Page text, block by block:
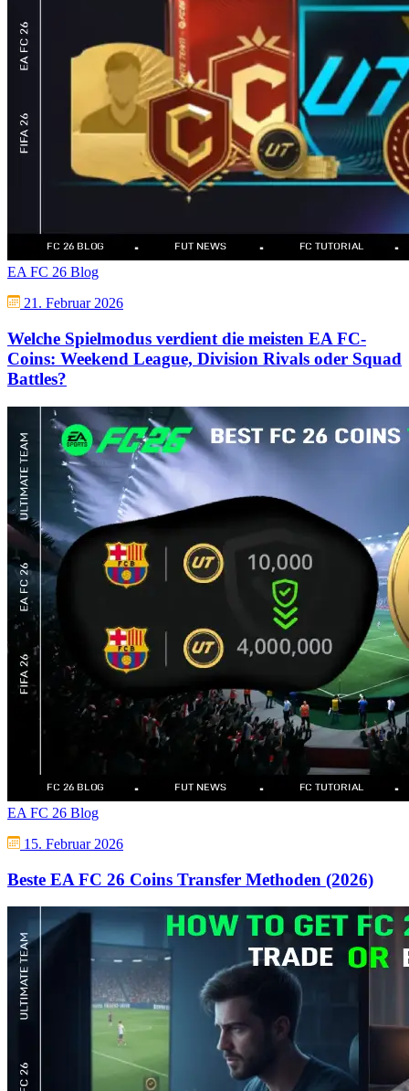
EA FC 26 Blog
21. Februar 2026
Welche Spielmodus verdient die meisten EA FC-
Coins: Weekend League, Division Rivals oder Squad
Battles?
EA FC 26 Blog
15. Februar 2026
Beste EA FC 26 Coins Transfer Methoden (2026)